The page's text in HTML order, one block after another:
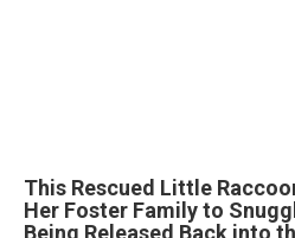
This Rescued Little
Her Foster Family to
Being Released Back into